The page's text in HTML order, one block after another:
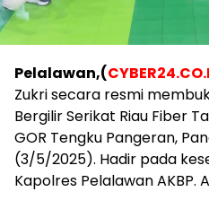
Pelalawan,(
Zukri secara resmi
Bergilir Serikat Riau Fiber
GOR Tengku Pangeran,
(3/5/2025). Hadir pada
Kapolres Pelalawan AKBP.